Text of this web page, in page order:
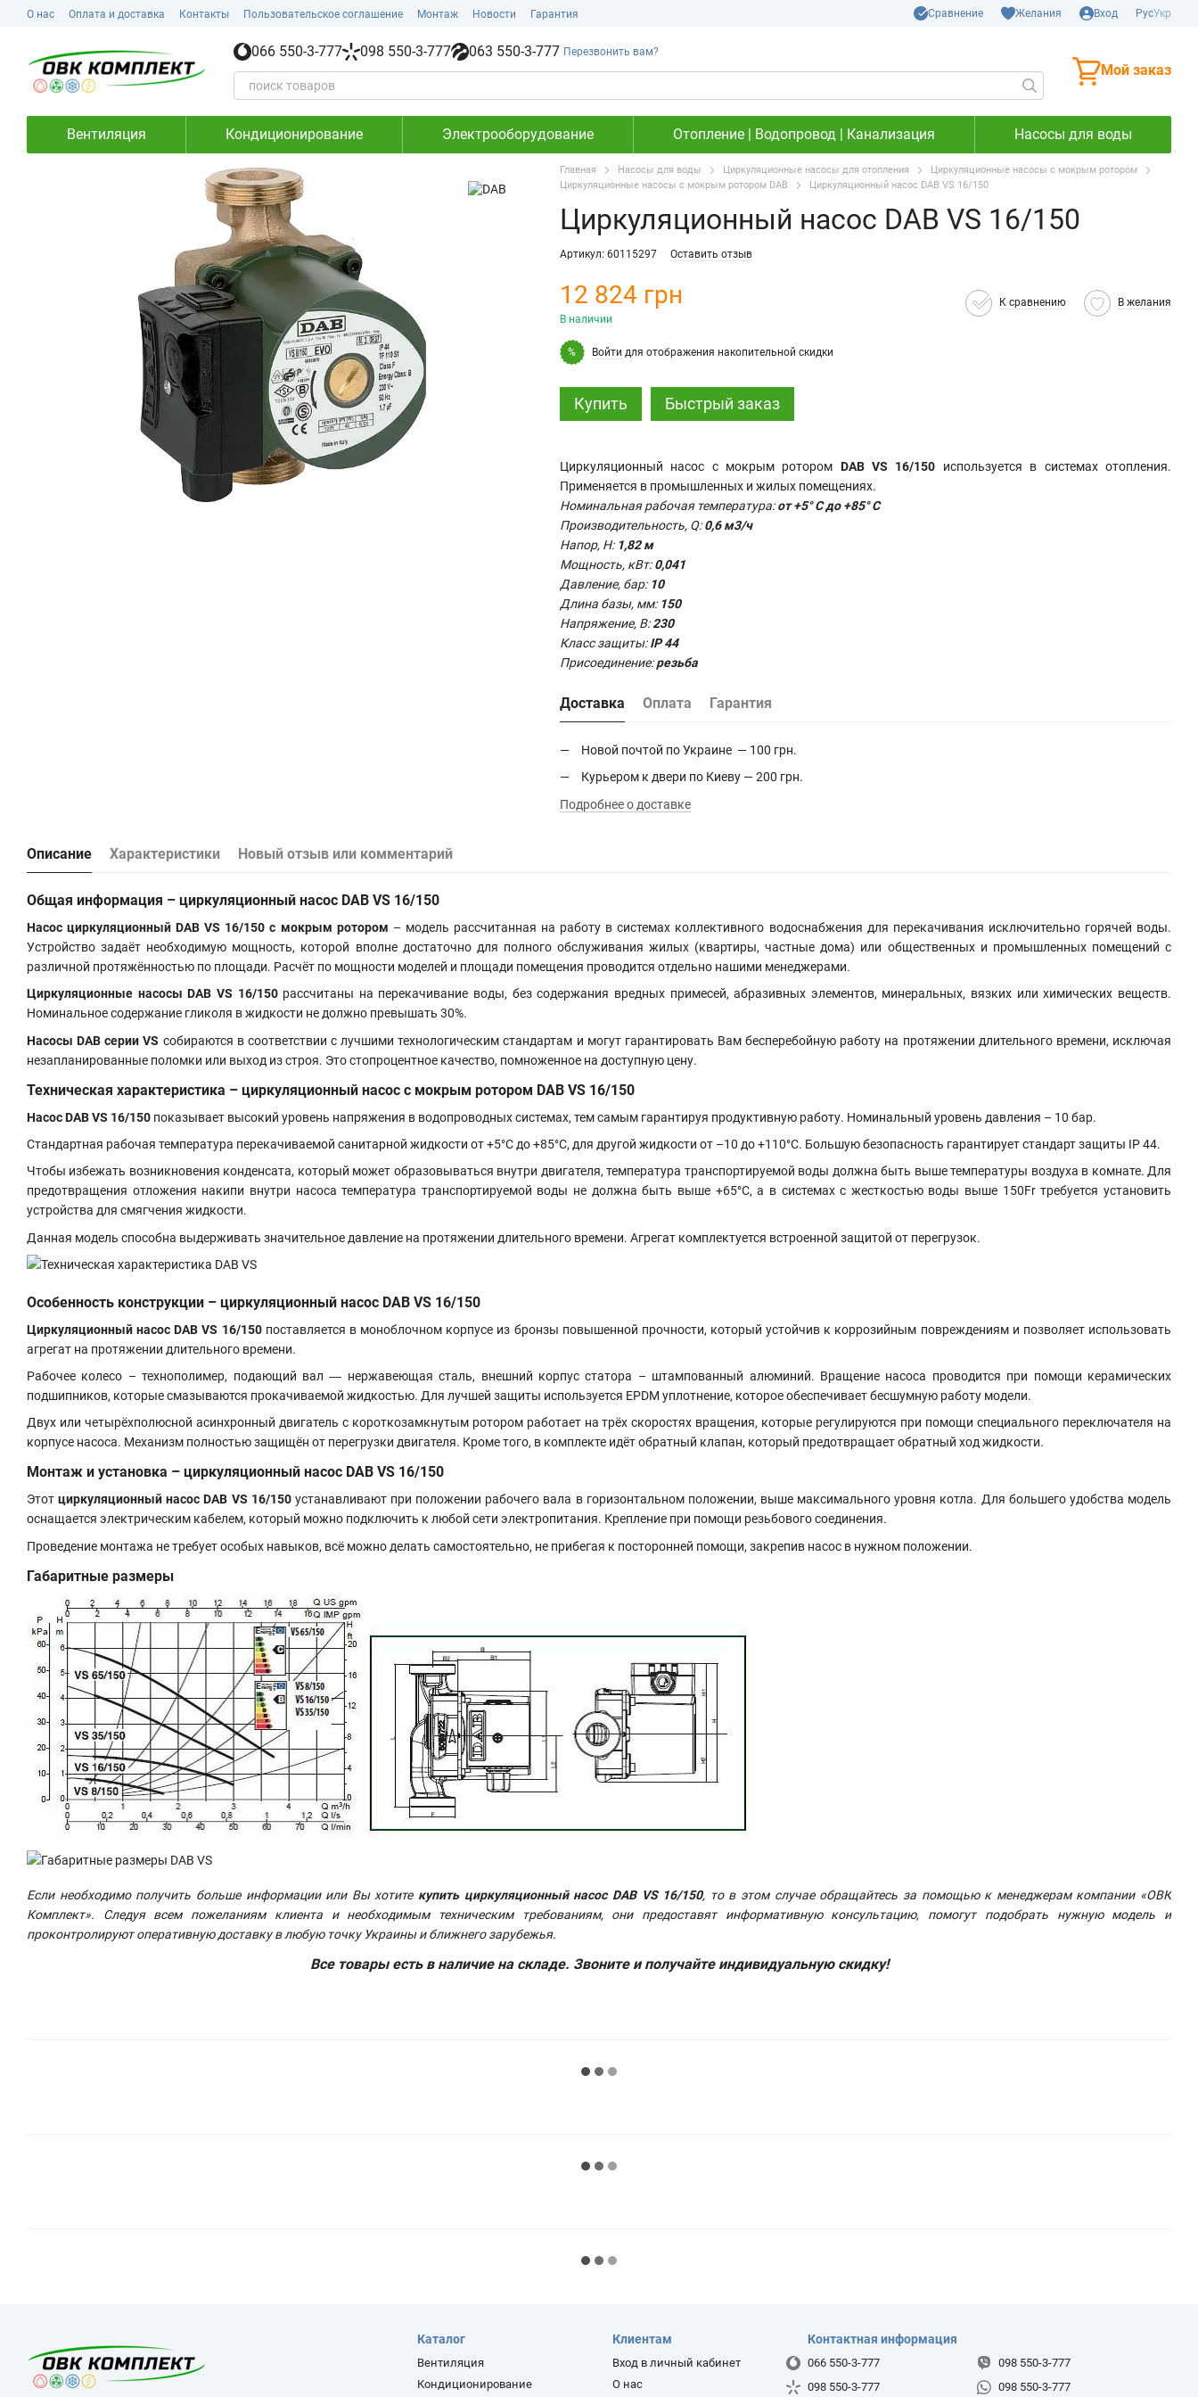
Перейти к основному контенту
О нас Оплата и доставка Контакты Пользовательское соглашение Монтаж Новости Гарантия Сравнение Желания Вход РусУкр
066 550-3-777 098 550-3-777 063 550-3-777 Перезвонить вам?
Мой заказ
Вентиляция Кондиционирование Электрооборудование Отопление | Водопровод | Канализация Насосы для воды
Главная Насосы для воды Циркуляционные насосы для отопления
Циркуляционные насосы с мокрым ротором
Циркуляционные насосы с мокрым ротором DAB
Циркуляционный насос DAB VS 16/150
Циркуляционный насос DAB VS 16/150
Артикул: 60115297 Оставить отзыв
12 824 грн
В наличии
К сравнению В желания
% Войти для отображения накопительной скидки
Купить Быстрый заказ
Циркуляционный насос с мокрым ротором DAB VS 16/150 используется в системах отопления.
Применяется в промышленных и жилых помещениях.
Номинальная рабочая температура:от +5° C до +85° C
Производительность, Q:0,6 м3/ч
Напор, Н: 1,82 м
Мощность, кВт:0,041
Давление, бар: 10
Длина базы, мм:150
Напряжение, В:230
Класс защиты:IP 44
Присоединение:резьба
Доставка Оплата Гарантия
Новой почтой по Украине — 100 грн.
Курьером к двери по Киеву — 200 грн.
Подробнее о доставке
Описание Характеристики Новый отзыв или комментарий
Общая информация – циркуляционный насос DAB VS 16/150
Насос циркуляционный DAB VS 16/150 с мокрым ротором – модель рассчитанная на работу в системах коллективного водоснабжения для перекачивания исключительно горячей воды.
Устройство задаёт необходимую мощность, которой вполне достаточно для полного обслуживания жилых (квартиры, частные дома) или общественных и промышленных помещений с
различной протяжённостью по площади. Расчёт по мощности моделей и площади помещения проводится отдельно нашими менеджерами.
Циркуляционные насосы DAB VS 16/150рассчитаны на перекачивание воды, без содержания вредных примесей, абразивных элементов, минеральных, вязких или химических веществ.
Номинальное содержание гликоля в жидкости не должно превышать 30%.
Насосы DAB серии VS собираются в соответствии с лучшими технологическим стандартам и могут гарантировать Вам бесперебойную работу на протяжении длительного времени, исключая
незапланированные поломки или выход из строя. Это стопроцентное качество, помноженное на доступную цену.
Техническая характеристика – циркуляционный насос с мокрым ротором DAB VS 16/150
НасосDAB VS 16/150 показывает высокий уровень напряжения в водопроводных системах, тем самым гарантируя продуктивную работу. Номинальный уровень давления – 10 бар.
Стандартная рабочая температура перекачиваемой санитарной жидкости от +5°С до +85°С, для другой жидкости от –10 до +110°С. Большую безопасность гарантирует стандарт защиты IP 44.
Чтобы избежать возникновения конденсата, который может образовываться внутри двигателя, температура транспортируемой воды должна быть выше температуры воздуха в комнате. Для
предотвращения отложения накипи внутри насоса температура транспортируемой воды не должна быть выше +65°C, а в системах с жесткостью воды выше 150Fr требуется установить
устройства для смягчения жидкости.
Данная модель способна выдерживать значительное давление на протяжении длительного времени. Агрегат комплектуется встроенной защитой от перегрузок.
Особенность конструкции – циркуляционный насос DAB VS 16/150
Циркуляционный насос DAB VS 16/150поставляется в моноблочном корпусе из бронзы повышенной прочности, который устойчив к коррозийным повреждениям и позволяет использовать
агрегат на протяжении длительного времени.
Рабочее колесо – технополимер, подающий вал ― нержавеющая сталь, внешний корпус статора – штампованный алюминий. Вращение насоса проводится при помощи керамических
подшипников, которые смазываются прокачиваемой жидкостью. Для лучшей защиты используется EPDM уплотнение, которое обеспечивает бесшумную работу модели.
Двух или четырёхполюсной асинхронный двигатель с короткозамкнутым ротором работает на трёх скоростях вращения, которые регулируются при помощи специального переключателя на
корпусе насоса. Механизм полностью защищён от перегрузки двигателя. Кроме того, в комплекте идёт обратный клапан, который предотвращает обратный ход жидкости.
Монтаж и установка – циркуляционный насос DAB VS 16/150
Этотциркуляционный насос DAB VS 16/150устанавливают при положении рабочего вала в горизонтальном положении, выше максимального уровня котла. Для большего удобства модель
оснащается электрическим кабелем, который можно подключить к любой сети электропитания. Крепление при помощи резьбового соединения.
Проведение монтажа не требует особых навыков, всё можно делать самостоятельно, не прибегая к посторонней помощи, закрепив насос в нужном положении.
Габаритные размеры
Если необходимо получить больше информации или Вы хотите купить циркуляционный насос DAB VS 16/150, то в этом случае обращайтесь за помощью к менеджерам компании «ОВК
Комплект». Следуя всем пожеланиям клиента и необходимым техническим требованиям, они предоставят информативную консультацию, помогут подобрать нужную модель и
проконтролируют оперативную доставку в любую точку Украины и ближнего зарубежья.
Все товары есть в наличие на складе. Звоните и получайте индивидуальную скидку!
Каталог
Вентиляция
Кондиционирование
Клиентам
Вход в личный кабинет
О нас
Контактная информация
066 550-3-777
098 550-3-777
098 550-3-777
098 550-3-777